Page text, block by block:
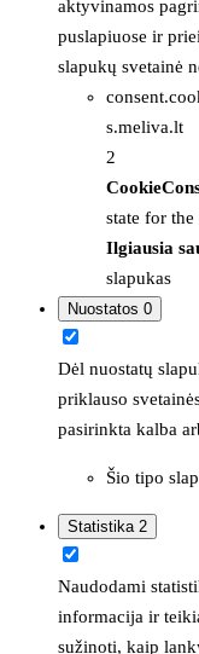
aktyvinamos
puslapiuose ir
slapukų svetainė
s.meliva.lt
2
state for
Ilgiausia
slapukas
Nuostatos 0
Dėl nuostatų
priklauso
pasirinkta kalba
Šio tipo
Statistika 2
Naudodami
informacija ir
sužinoti, kaip